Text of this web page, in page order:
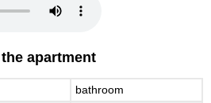
apartment
bathroom